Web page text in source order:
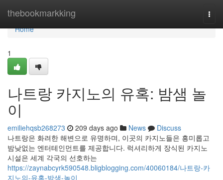
thebookmarkking
Home
Home
1
나트랑 카지노의 유혹: 밤샘 놀
이
emiliehqsb268273 209 days ago News
Discuss
나트랑은 화려한 해변으로 유명하며, 이곳의 카지노들은 흥미롭고
밤낮없는 엔터테인먼트를 제공합니다. 럭셔리하게 장식된 카지노
시설은 세계 각국의 선호하는
https://zaynabcyrk590548.bligblogging.com/40060184/나트랑-카
지노의-유혹-밤샘-놀이